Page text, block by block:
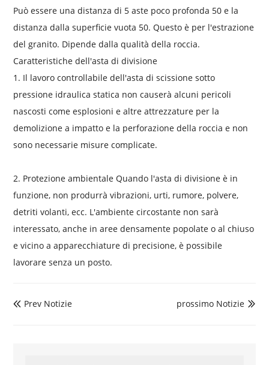
Può essere una distanza di 5 aste poco profonda 50 e la
distanza dalla superficie vuota 50. Questo è per l'estrazione
del granito. Dipende dalla qualità della roccia.
Caratteristiche dell'asta di divisione
1. Il lavoro controllabile dell'asta di scissione sotto
pressione idraulica statica non causerà alcuni pericoli
nascosti come esplosioni e altre attrezzature per la
demolizione a impatto e la perforazione della roccia e non
sono necessarie misure complicate.
2. Protezione ambientale Quando l'asta di divisione è in
funzione, non produrrà vibrazioni, urti, rumore, polvere,
detriti volanti, ecc. L'ambiente circostante non sarà
interessato, anche in aree densamente popolate o al chiuso
e vicino a apparecchiature di precisione, è possibile
lavorare senza un posto.
 Prev Notizie 
prossimo Notizie